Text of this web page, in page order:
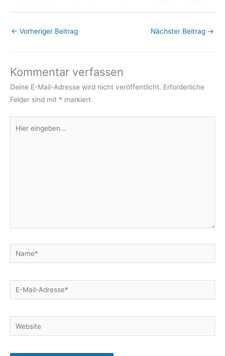
← Vorheriger Beitrag Nächster Beitrag →
Kommentar verfassen
Deine E-Mail-Adresse wird nicht veröffentlicht. Erforderliche
Felder sind mit * markiert
eingeben…
Name*
E-
Mail-
Website